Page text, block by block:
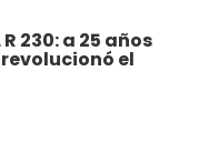
230: a 25 años
el